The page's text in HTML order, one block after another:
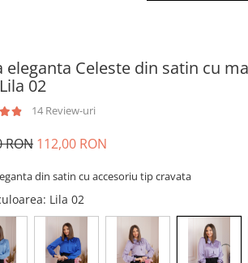
eleganta Celeste din satin cu
02
14 Review-uri
RON 112,00 RON
din satin cu accesoriu tip cravata
: Lila 02